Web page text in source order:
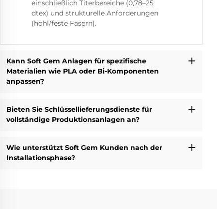
einschließlich Titerbereiche (0,78–25
dtex) und strukturelle Anforderungen
(hohl/feste Fasern).
Kann Soft Gem Anlagen für spezifische
Materialien wie PLA oder Bi-Komponenten
anpassen?
Bieten Sie Schlüssellieferungsdienste für
vollständige Produktionsanlagen an?
Wie unterstützt Soft Gem Kunden nach der
Installationsphase?